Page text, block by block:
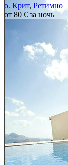
о. Крит, Ретимно
от 80 € за ночь